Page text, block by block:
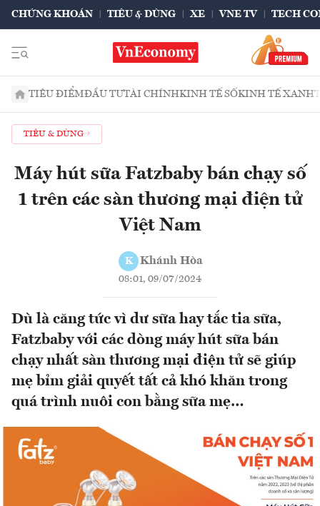
CHỨNG KHOÁN TIÊU & DÙNG XE VNE TV TECH
TIÊU ĐIỂMĐẦU TƯTÀI CHÍNHKINH TẾ SỐKINH TẾ XANH
TIÊU & DÙNG
Máy hút sữa Fatzbaby bán chạy số
1 trên các sàn thương mại điện tử
Việt Nam
K Khánh Hòa
08:01, 09/07/2024
Dù là căng tức vì dư sữa hay tắc tia sữa,
Fatzbaby với các dòng máy hút sữa bán
chạy nhất sàn thương mại điện tử sẽ giúp
mẹ bỉm giải quyết tất cả khó khăn trong
quá trình nuôi con bằng sữa mẹ…